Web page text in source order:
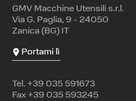
GMV Macchine Utensili s.r.l.
Via G. Paglia, 9 - 24050
Zanica (BG) IT
Portami lì
Tel. +39 035 591673
Fax +39 035 593245